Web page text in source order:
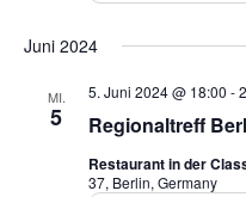
Juni 2024
MI.
5 Regionaltreff
5. Juni 2024 @ 18:00 -
Restaurant in der
37, Berlin, Germany